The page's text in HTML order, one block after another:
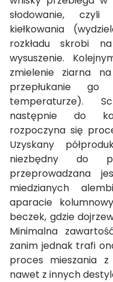
słodowanie,
kiełkowania
rozkładu skrobi
wysuszenie.
zmielenie ziarna
przepłukanie
temperaturze).
następnie do
rozpoczyna się
Uzyskany
niezbędny do
przeprowadzana
miedzianych
aparacie
beczek, gdzie
Minimalna
zanim jednak trafi
proces mieszania
nawet z innych